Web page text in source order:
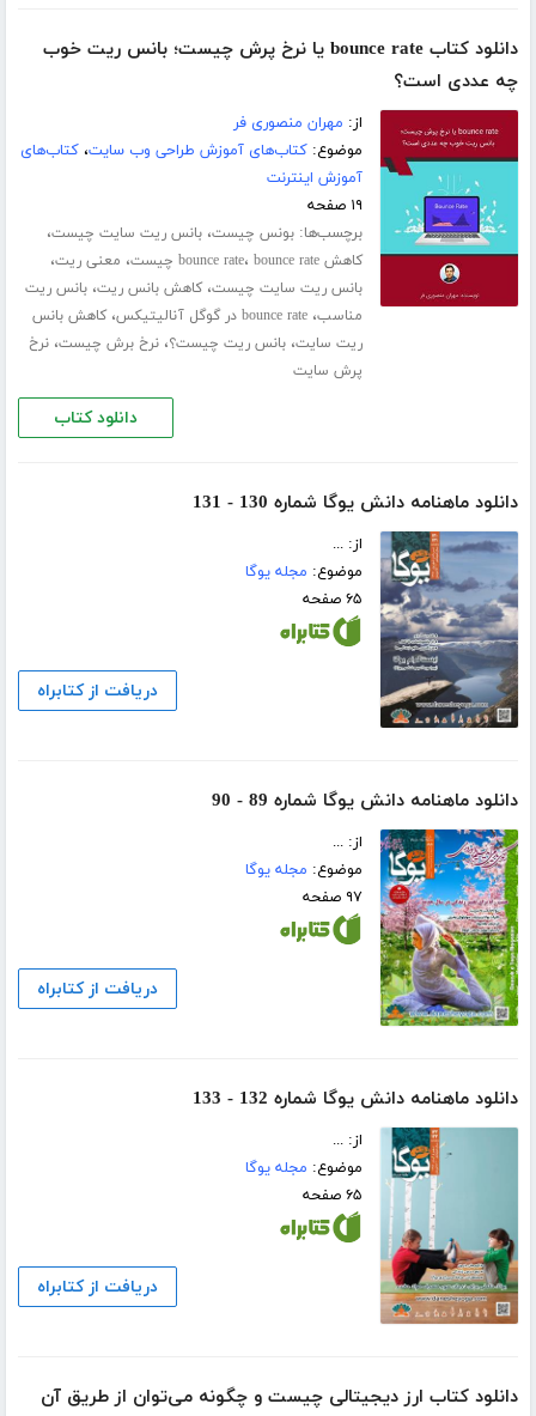
دانلود کتاب bounce rate یا نرخ پرش چیست؛ بانس ریت خوب
چه عددی است؟
از: مهران منصوری فر
موضوع:کتاب‌های آموزش طراحی وب سایت،کتاب‌های
آموزش اینترنت
۱۹ صفحه
برچسب‌ها:بونس چیست،بانس ریت سایت چیست،
کاهش bounce rate ، bounce rate چیست ، معنی ریت،
بانس ریت سایت چیست،کاهش بانس ریت،بانس ریت
مناسب،bounce rate در گوگل آنالیتیکس ،کاهش بانس
ریت سایت،بانس ریت چیست؟،نرخ برش چیست،نرخ
پرش سایت
دانلود کتاب
دانلود ماهنامه دانش یوگا شماره 130 - 131
از: ...
موضوع: مجله یوگا
۶۵ صفحه
دریافت از کتابراه
دانلود ماهنامه دانش یوگا شماره 89 - 90
از: ...
موضوع: مجله یوگا
۹۷ صفحه
دریافت از کتابراه
دانلود ماهنامه دانش یوگا شماره 132 - 133
از: ...
موضوع: مجله یوگا
۶۵ صفحه
دریافت از کتابراه
دانلود کتاب ارز دیجیتالی چیست و چگونه می‌توان از طریق آن